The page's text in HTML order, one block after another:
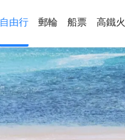
自由行 郵輪 船票 高鐵